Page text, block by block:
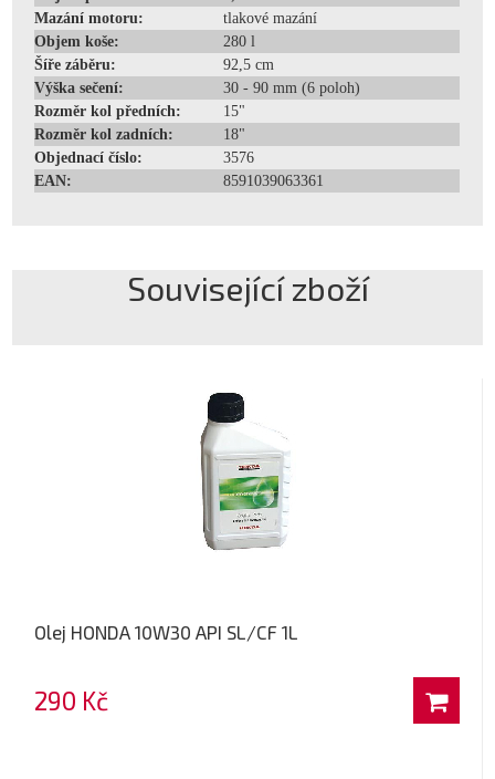
Mazání motoru:
tlakové mazání
Objem koše:
280 l
Šíře záběru:
92,5 cm
Výška sečení:
30 - 90 mm (6 poloh)
Rozměr kol předních:
15"
Rozměr kol zadních:
18"
Objednací číslo:
3576
EAN:
8591039063361
Související zboží
Olej HONDA 10W30 API SL/CF 1L
290 Kč